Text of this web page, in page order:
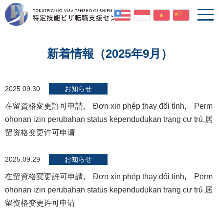
新着情報（2025年9月）
2025.09.30 お知らせ
在留資格変更許可申請, Đơn xin phép thay đổi tình, Perm
ohonan izin perubahan status kependudukan trạng cư trú,居
留资格变更许可申请
2025.09.29 お知らせ
在留資格変更許可申請, Đơn xin phép thay đổi tình, Perm
ohonan izin perubahan status kependudukan trạng cư trú,居
留资格变更许可申请